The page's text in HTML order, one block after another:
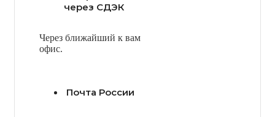
через СДЭК
Через ближайший к вам
офис.
Почта России